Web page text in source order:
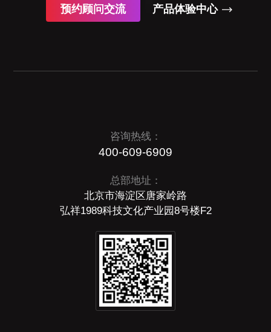
预约顾问交流 产品体验中心
咨询热线：
400-609-6909
总部地址：
北京市海淀区唐家岭路
弘祥1989科技文化产业园8号楼F2